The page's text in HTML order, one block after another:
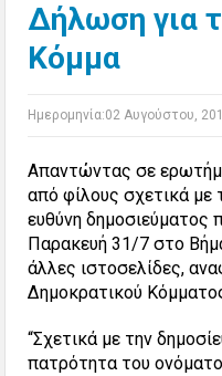
Δήλωση για
Κόμμα
Ημερομηνία:02 Αυγούστου,
Απαντώντας σε
από φίλους σχετικά
ευθύνη δημοσιεύματος
Παρακευή 31/7 στο
άλλες ιστοσελίδες,
Δημοκρατικού
“Σχετικά με την
πατρότητα του